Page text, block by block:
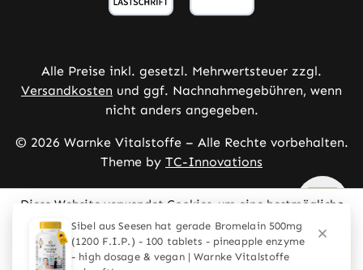
Alle Preise inkl. gesetzl. Mehrwertsteuer zzgl.
Versandkosten und ggf. Nachnahmegebühren, wenn
nicht anders angegeben.
© 2026 Warnke Vitalstoffe – Alle Rechte vorbehalten.
Theme by TC-Innovations
Diese Website verwendet Cookies, um eine bestmögliche
Erfahrung bieten zu können.Mehr Informationen ...
Nur technisch notwendige
Konfigurieren